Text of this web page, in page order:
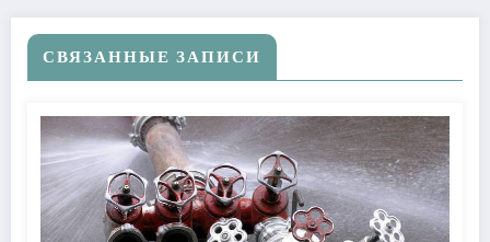
СВЯЗАННЫЕ ЗАПИСИ